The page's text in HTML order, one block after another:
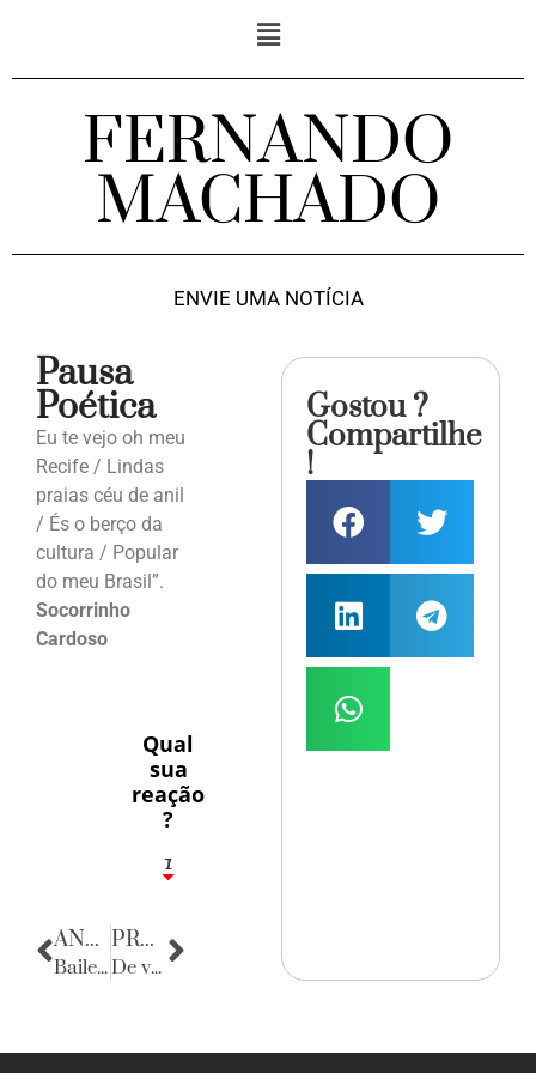
FERNANDO
MACHADO
ENVIE UMA NOTÍCIA
Pausa
Poética
Eu te vejo oh meu
Recife / Lindas
praias céu de anil
/ És o berço da
cultura / Popular
do meu Brasil”.
Socorrinho
Cardoso
Qual
sua
reação
?
1
7
ANTERIOR
Baile Municipal 2013
PRÓXIMA
De volta para o passado
Gostou ?
Compartilhe
!